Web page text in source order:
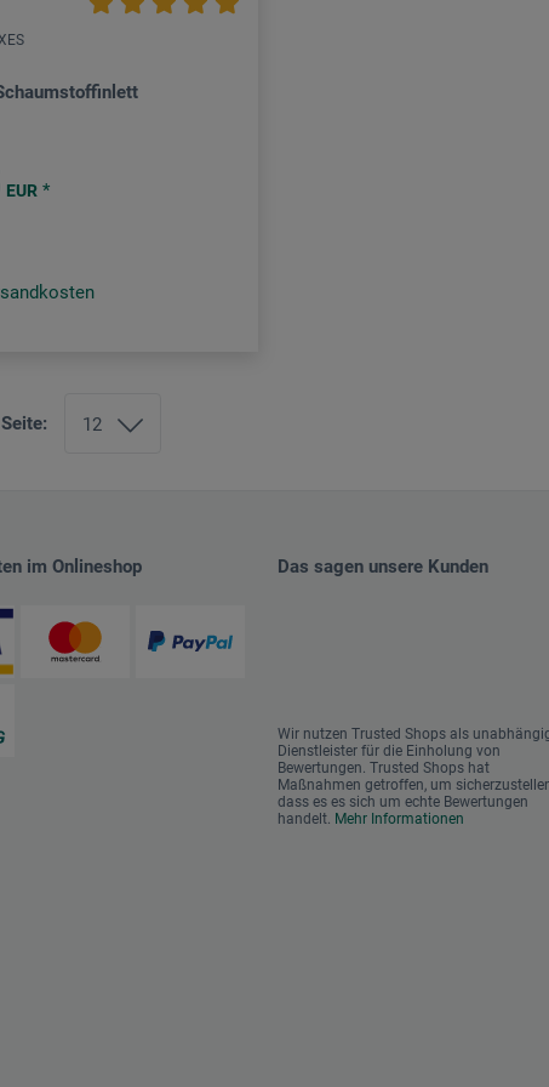
EUR *
im Onlineshop Das sagen unsere Kunden
Wir nutzen Trusted Shops als
Dienstleister für die Einholung von
Bewertungen. Trusted Shops hat
Maßnahmen getroffen, um
dass es es sich um echte Bewertungen
handelt. Mehr Informationen